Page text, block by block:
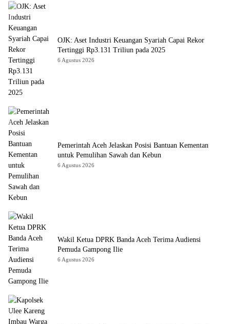
OJK: Aset Industri Keuangan Syariah Capai Rekor
Tertinggi Rp3.131 Triliun pada 2025
6 Agustus 2026
Pemerintah Aceh Jelaskan Posisi Bantuan Kementan
untuk Pemulihan Sawah dan Kebun
6 Agustus 2026
Wakil Ketua DPRK Banda Aceh Terima Audiensi
Pemuda Gampong Ilie
6 Agustus 2026